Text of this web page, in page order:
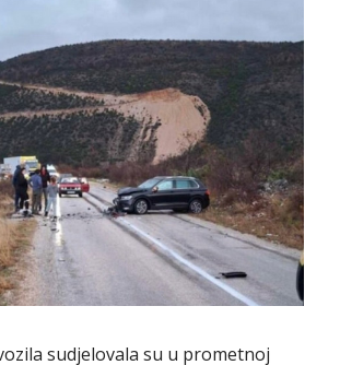
sudjelovala su u prometnoj